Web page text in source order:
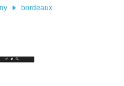
bordeaux